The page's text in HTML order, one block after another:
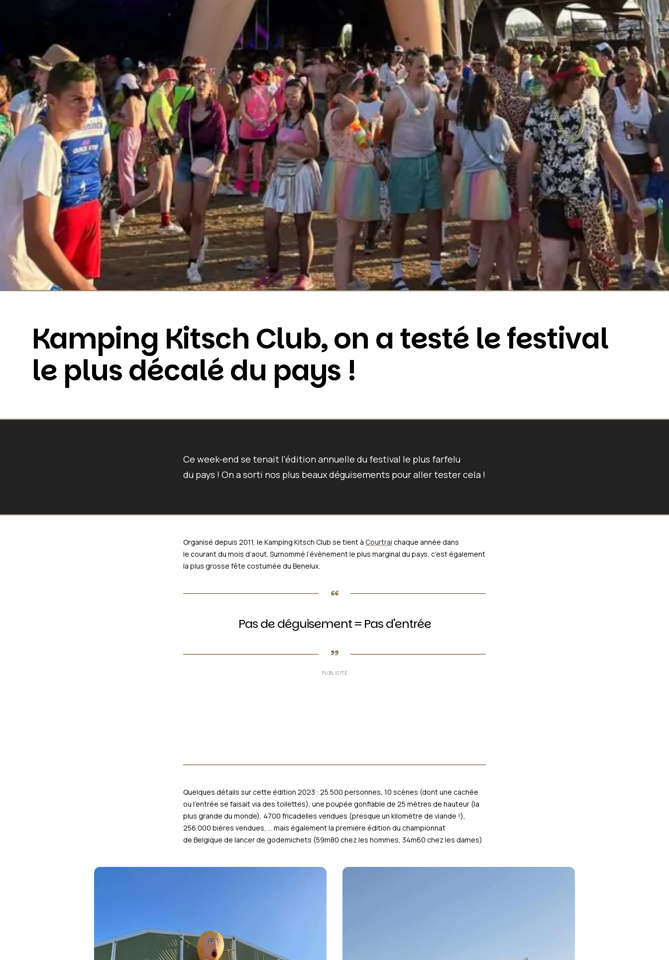
Kamping Kitsch Club, on a testé le festival
le plus décalé du pays !
Ce week-end se tenait l’édition annuelle du festival le plus farfelu
du pays ! On a sorti nos plus beaux déguisements pour aller tester cela !
Organisé depuis 2011, le Kamping Kitsch Club se tient à Courtrai chaque année dans
le courant du mois d’aout. Surnommé l’évènement le plus marginal du pays, c’est également
la plus grosse fête costumée du Benelux.
Pas de déguisement = Pas d'entrée
PUBLICITÉ
Quelques détails sur cette édition 2023 : 25.500 personnes, 10 scènes (dont une cachée
ou l’entrée se faisait via des toilettes), une poupée gonflable de 25 mètres de hauteur (la
plus grande du monde), 4700 fricadelles vendues (presque un kilomètre de viande !),
256.000 bières vendues, … mais également la première édition du championnat
de Belgique de lancer de godemichets (59m80 chez les hommes, 34m60 chez les dames)